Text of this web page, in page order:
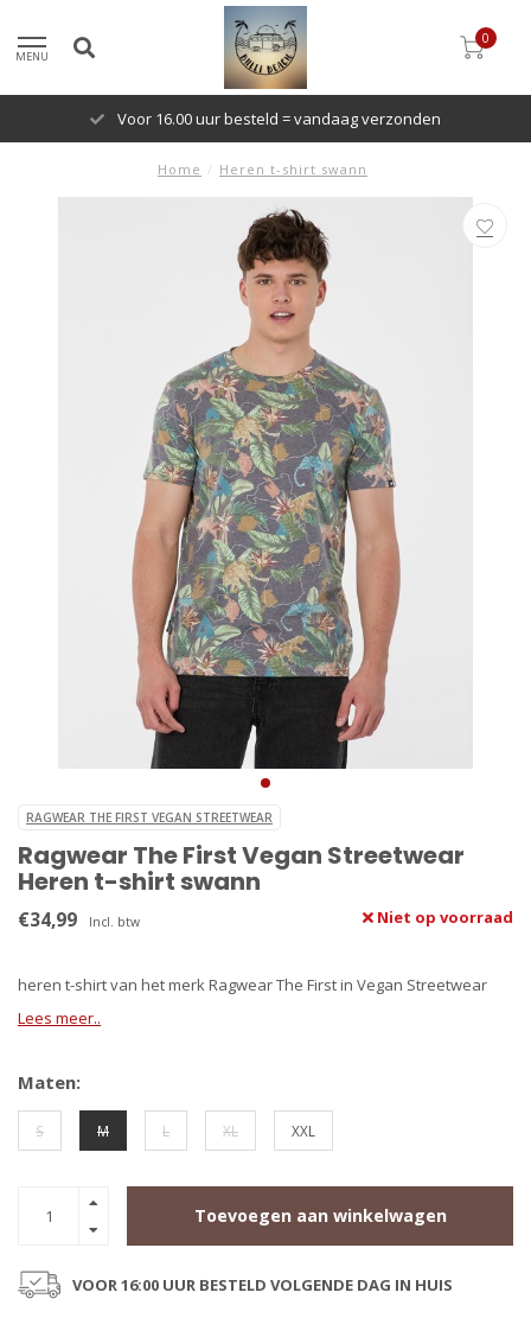
MENU
0
Voor 16.00 uur besteld = vandaag verzonden
Home / Heren t-shirt swann
RAGWEAR THE FIRST VEGAN STREETWEAR
Ragwear The First Vegan Streetwear
Heren t-shirt swann
€34,99 Incl. btw Niet op voorraad
heren t-shirt van het merk Ragwear The First in Vegan Streetwear
Lees meer..
Maten:
S M L XL XXL
Toevoegen aan winkelwagen
VOOR 16:00 UUR BESTELD VOLGENDE DAG IN HUIS